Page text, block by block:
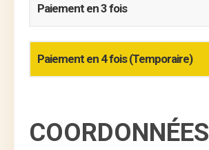
Paiement en 3 fois
Paiement en 4 fois (Temporaire)
COORDONNÉES